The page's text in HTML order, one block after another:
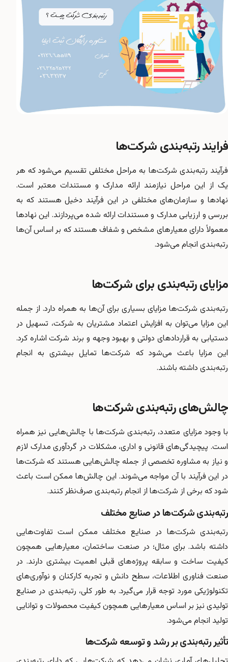
فرایند رتبه‌بندی شرکت‌ها
فرآیند رتبه‌بندی شرکت‌ها به مراحل مختلفی تقسیم می‌شود که هر
یک از این مراحل نیازمند ارائه مدارک و مستندات معتبر است.
نهادها و سازمان‌های مختلفی در این فرآیند دخیل هستند که به
بررسی و ارزیابی مدارک و مستندات ارائه شده می‌پردازند. این نهادها
معمولاً دارای معیارهای مشخص و شفاف هستند که بر اساس آن‌ها
رتبه‌بندی انجام می‌شود.
مزایای رتبه‌بندی برای شرکت‌ها
رتبه‌بندی شرکت‌ها مزایای بسیاری برای آن‌ها به همراه دارد. از جمله
این مزایا می‌توان به افزایش اعتماد مشتریان به شرکت، تسهیل در
دستیابی به قراردادهای دولتی و بهبود وجهه و برند شرکت اشاره کرد.
این مزایا باعث می‌شود که شرکت‌ها تمایل بیشتری به انجام
رتبه‌بندی داشته باشند.
چالش‌های رتبه‌بندی شرکت‌ها
با وجود مزایای متعدد، رتبه‌بندی شرکت‌ها با چالش‌هایی نیز همراه
است. پیچیدگی‌های قانونی و اداری، مشکلات در گردآوری مدارک لازم
و نیاز به مشاوره تخصصی از جمله چالش‌هایی هستند که شرکت‌ها
در این فرآیند با آن مواجه می‌شوند. این چالش‌ها ممکن است باعث
شود که برخی از شرکت‌ها از انجام رتبه‌بندی صرف‌نظر کنند.
رتبه‌بندی شرکت‌ها در صنایع مختلف
رتبه‌بندی شرکت‌ها در صنایع مختلف ممکن است تفاوت‌هایی
داشته باشد. برای مثال؛ در صنعت ساختمان، معیارهایی همچون
کیفیت ساخت و سابقه پروژه‌های قبلی اهمیت بیشتری دارند. در
صنعت فناوری اطلاعات، سطح دانش و تجربه کارکنان و نوآوری‌های
تکنولوژیکی مورد توجه قرار می‌گیرد. به طور کلی، رتبه‌بندی در صنایع
تولیدی نیز بر اساس معیارهایی همچون کیفیت محصولات و توانایی
تولید انجام می‌شود.
تأثیر رتبه‌بندی بر رشد و توسعه شرکت‌ها